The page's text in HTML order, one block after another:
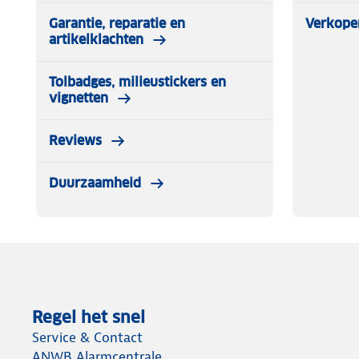
Garantie, reparatie en
artikelklachten
Tolbadges, milieustickers en
vignetten
Reviews
Duurzaamheid
Regel het snel
Service & Contact